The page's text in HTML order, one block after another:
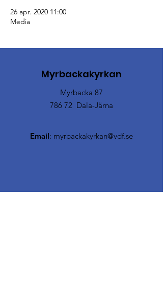
26 apr. 2020 11:00
Media
Myrbackakyrkan
Myrbacka 87
786 72 Dala-Järna
Email: myrbackakyrkan@vdf.se